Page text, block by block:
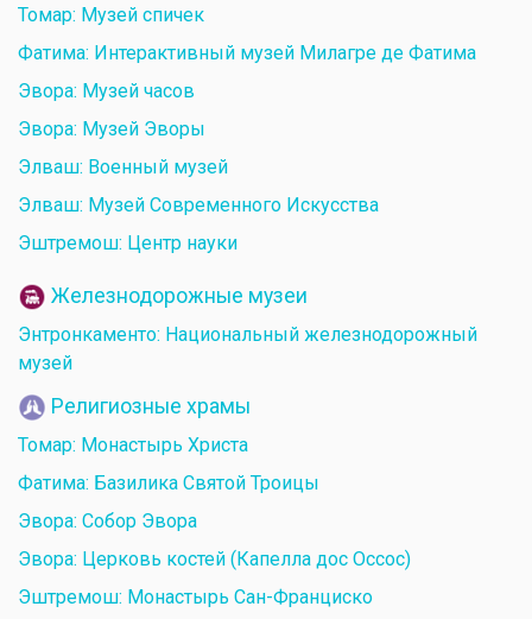
Томар: Музей спичек
Фатима: Интерактивный музей Милагре де Фатима
Эвора: Музей часов
Эвора: Музей Эворы
Элваш: Военный музей
Элваш: Музей Современного Искусства
Эштремош: Центр науки
Железнодорожные музеи
Энтронкаменто: Национальный железнодорожный
музей
Религиозные храмы
Томар: Монастырь Христа
Фатима: Базилика Святой Троицы
Эвора: Собор Эвора
Эвора: Церковь костей (Капелла дос Оссос)
Эштремош: Монастырь Сан-Франциско